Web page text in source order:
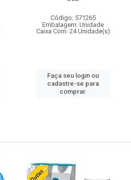
Código: 571265
Embalagem: Unidade
Caixa Com: 24 Unidade(s)
Faça seu login ou
cadastre-se para
comprar.